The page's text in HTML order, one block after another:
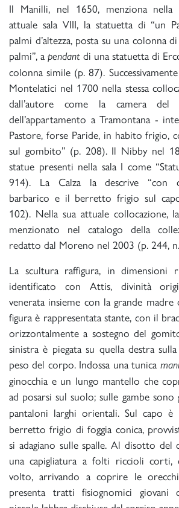
Il Manilli, nel 1650, menziona nella
attuale sala VIII, la statuetta di “un
palmi d’altezza, posta su una colonna
palmi”, apendant di una statuetta di
colonna simile (p. 87).
Montelatici nel 1700 nella stessa
dall’autore come la camera
dell’appartamento a Tramontana -
Pastore, forse Paride, in habito frigio,
sul gombito” (p. 208). Il Nibby nel
statue presenti nella sala I come
914). La Calza la descrive “con
barbarico e il berretto frigio sul
102). Nella sua attuale collocazione,
menzionato nel catalogo della
redatto dal Moreno nel 2003 (p. 244,
La scultura raffigura, in dimensioni
identificato con Attis, divinità
venerata insieme con la grande madre
figura è rappresentata stante, con il
orizzontalmente a sostegno del
sinistra è piegata su quella destra
peso del corpo. Indossa una tunica
ginocchia e un lungo mantello che
ad posarsi sul suolo; sulle gambe sono
pantaloni larghi orientali. Sul capo è
berretto frigio di foggia conica,
si adagiano sulle spalle. Al disotto del
una capigliatura a folti riccioli corti,
volto, arrivando a coprire le
presenta tratti fisiognomici